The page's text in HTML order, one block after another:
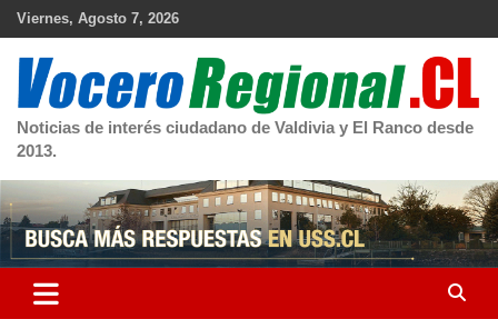
Skip
Viernes, Agosto 7, 2026
Noticias de interés ciudadano de Valdivia y El Ranco desde
2013.